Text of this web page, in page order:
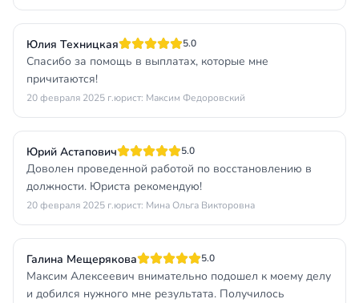
Юлия Техницкая 5.0
Спасибо за помощь в выплатах, которые мне
причитаются!
20 февраля 2025 г.юрист: Максим Федоровский
Юрий Астапович 5.0
Доволен проведенной работой по восстановлению в
должности. Юриста рекомендую!
20 февраля 2025 г.юрист: Мина Ольга Викторовна
Галина Мещерякова 5.0
Максим Алексеевич внимательно подошел к моему делу
и добился нужного мне результата. Получилось